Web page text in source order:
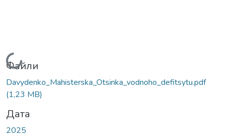
Вантажиться...
Файли
Davydenko_Mahisterska_Otsinka_vodnoho_defitsytu.pdf
(1,23 MB)
Дата
2025